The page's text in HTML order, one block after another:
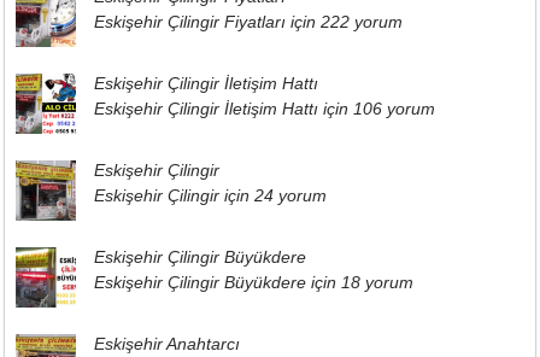
Eskişehir Çilingir Fiyatları için 222 yorum
Eskişehir Çilingir İletişim Hattı
Eskişehir Çilingir İletişim Hattı için 106 yorum
Eskişehir Çilingir
Eskişehir Çilingir için 24 yorum
Eskişehir Çilingir Büyükdere
Eskişehir Çilingir Büyükdere için 18 yorum
Eskişehir Anahtarcı